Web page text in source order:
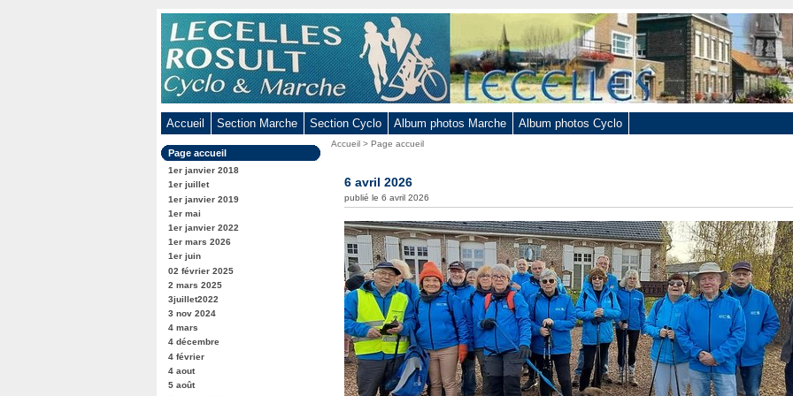
Accueil Section Marche Section Cyclo Album photos Marche Album photos Cyclo
Dans
la
rubrique
:
Page accueil
1er janvier 2018
1er juillet
1er janvier 2019
1er mai
1er janvier 2022
1er mars 2026
1er juin
02 février 2025
2 mars 2025
3juillet2022
3 nov 2024
4 mars
4 décembre
4 février
4 aout
5 août
Vous
Accueil >Page accueil
6 avril 2026
publié le 6 avril 2026